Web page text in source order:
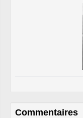
Commentaires